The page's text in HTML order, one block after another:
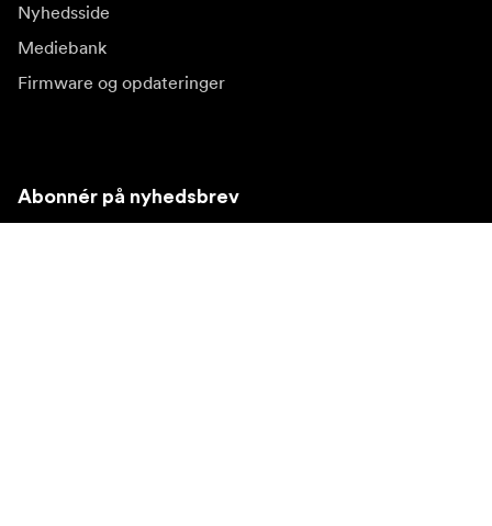
Nyhedsside
Mediebank
Firmware og opdateringer
Abonnér på nyhedsbrev